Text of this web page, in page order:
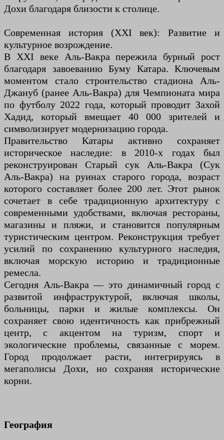
Дохи благодаря близости к столице.
Современная история (XXI век): Развитие и
культурное возрождение.
В XXI веке Аль-Вакра пережила бурный рост
благодаря завоеванию Буму Катара. Ключевым
моментом стало строительство стадиона Аль-
Джануб (ранее Аль-Вакра) для Чемпионата мира
по футболу 2022 года, который проводит Захой
Хадид, который вмещает 40 000 зрителей и
символизирует модернизацию города.
Правительство Катары активно сохраняет
историческое наследие: в 2010-х годах был
реконструирован Старый сук Аль-Вакра (Сук
Аль-Вакра) на руинах старого города, возраст
которого составляет более 200 лет. Этот рынок
сочетает в себе традиционную архитектуру с
современными удобствами, включая рестораны,
магазины и пляжи, и становится популярным
туристическим центром. Реконструкция требует
усилий по сохранению культурного наследия,
включая морскую историю и традиционные
ремесла.
Сегодня Аль-Вакра — это динамичный город с
развитой инфраструктурой, включая школы,
больницы, парки и жилые комплексы. Он
сохраняет свою идентичность как прибрежный
центр, с акцентом на туризм, спорт и
экологические проблемы, связанные с морем.
Город продолжает расти, интегрируясь в
мегаполисы Дохи, но сохраняя исторические
корни.
География